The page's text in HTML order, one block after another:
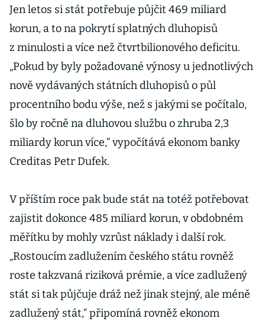
Jen letos si stát potřebuje půjčit 469 miliard
korun, a to na pokrytí splatných dluhopisů
z minulosti a více než čtvrtbilionového deficitu.
„Pokud by byly požadované výnosy u jednotlivých
nově vydávaných státních dluhopisů o půl
procentního bodu výše, než s jakými se počítalo,
šlo by ročně na dluhovou službu o zhruba 2,3
miliardy korun více,“ vypočítává ekonom banky
Creditas Petr Dufek.
V příštím roce pak bude stát na totéž potřebovat
zajistit dokonce 485 miliard korun, v obdobném
měřítku by mohly vzrůst náklady i další rok.
„Rostoucím zadlužením českého státu rovněž
roste takzvaná riziková prémie, a více zadlužený
stát si tak půjčuje dráž než jinak stejný, ale méně
zadlužený stát,“ připomíná rovněž ekonom